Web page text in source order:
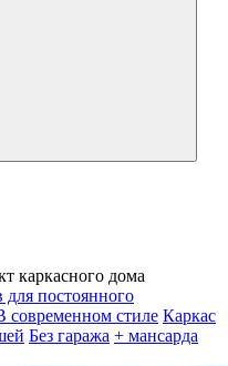
каркасного дома
постоянного
современном стиле Каркас
Без гаража + мансарда